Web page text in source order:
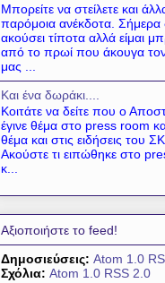
Μπορείτε να στείλετε και
παρόμοια ανέκδοτα. Σήμερα
ακούσει τίποτα αλλά είμαι
από το πρωί που άκουγα
μας ...
Και ένα δωράκι....
Κοιτάτε να δείτε που ο
έγινε θέμα στο press room
θέμα και στις ειδήσεις του
Ακούστε τι ειπώθηκε στο
κ...
Αξιοποιήστε το feed!
Δημοσιεύσεις: Atom 1.0
Σχόλια: Atom 1.0 RSS 2.0